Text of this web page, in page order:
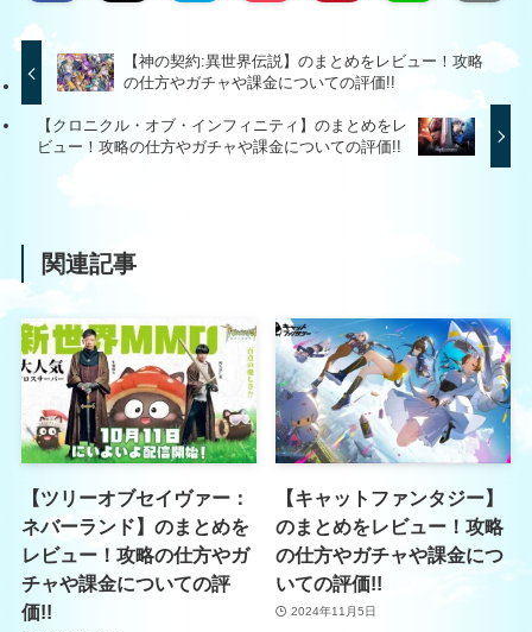
【神の契約:異世界伝説】のまとめをレビュー！攻略
の仕方やガチャや課金についての評価!!
【クロニクル・オブ・インフィニティ】のまとめをレ
ビュー！攻略の仕方やガチャや課金についての評価!!
関連記事
【ツリーオブセイヴァー：
ネバーランド】のまとめを
レビュー！攻略の仕方やガ
チャや課金についての評
価!!
【キャットファンタジー】
のまとめをレビュー！攻略
の仕方やガチャや課金につ
いての評価!!
2024年11月5日